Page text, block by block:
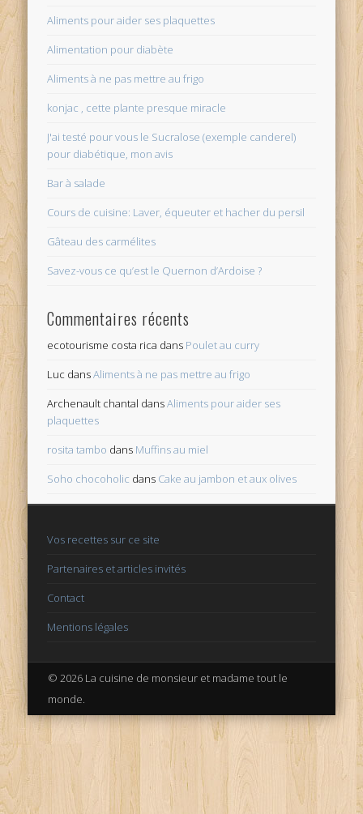
Aliments pour aider ses plaquettes
Alimentation pour diabète
Aliments à ne pas mettre au frigo
konjac , cette plante presque miracle
J'ai testé pour vous le Sucralose (exemple canderel)
pour diabétique, mon avis
Bar à salade
Cours de cuisine: Laver, équeuter et hacher du persil
Gâteau des carmélites
Savez-vous ce qu’est le Quernon d’Ardoise ?
Commentaires récents
ecotourisme costa rica dans Poulet au curry
Luc dansAliments à ne pas mettre au frigo
Archenault chantal dansAliments pour aider ses
plaquettes
rosita tambo dans Muffins au miel
Soho chocoholic dans Cake au jambon et aux olives
Vos recettes sur ce site
Partenaires et articles invités
Contact
Mentions légales
© 2026 La cuisine de monsieur et madame tout le
monde.